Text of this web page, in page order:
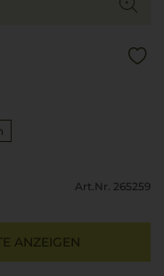
Art.Nr. 265259
ANZEIGEN